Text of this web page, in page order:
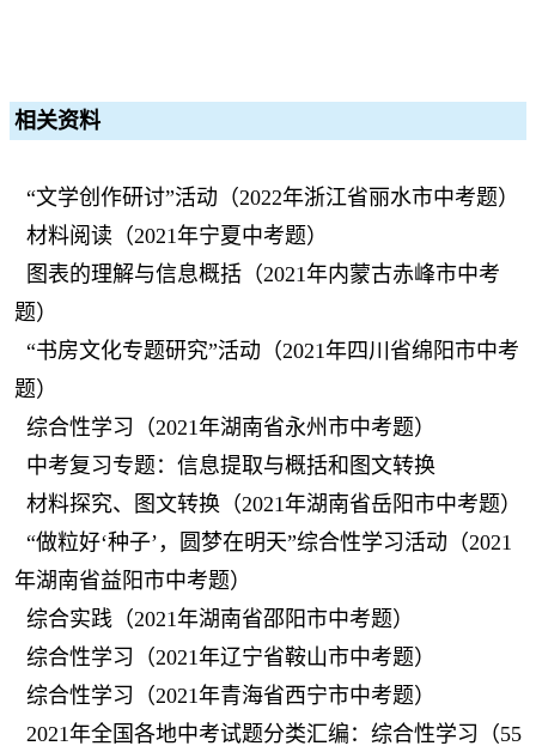
相关资料
“文学创作研讨”活动（2022年浙江省丽水市中考题）
材料阅读（2021年宁夏中考题）
图表的理解与信息概括（2021年内蒙古赤峰市中考
题）
“书房文化专题研究”活动（2021年四川省绵阳市中考
题）
综合性学习（2021年湖南省永州市中考题）
中考复习专题：信息提取与概括和图文转换
材料探究、图文转换（2021年湖南省岳阳市中考题）
“做粒好‘种子’，圆梦在明天”综合性学习活动（2021
年湖南省益阳市中考题）
综合实践（2021年湖南省邵阳市中考题）
综合性学习（2021年辽宁省鞍山市中考题）
综合性学习（2021年青海省西宁市中考题）
2021年全国各地中考试题分类汇编：综合性学习（55